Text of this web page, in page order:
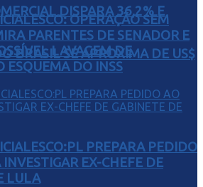
DISPARA 36,2% E
BRASIL SE APROXIMA DE US$
OPERAÇÃO SEM
PARENTES DE SENADOR E
LAVAGEM DE
ESQUEMA DO INSS
PREPARA PEDIDO
EX-CHEFE DE
LULA